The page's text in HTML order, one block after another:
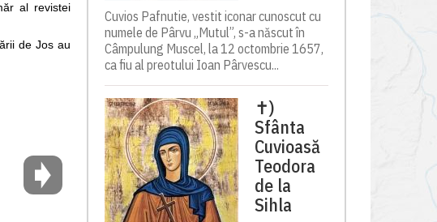
al revistei
de Jos au
Cuvios Pafnutie, vestit iconar cunoscut cu
numele de Pârvu „Mutul”, s-a născut în
Câmpulung Muscel, la 12 octombrie 1657,
ca fiu al preotului Ioan Pârvescu...
✝)
Sfânta
Cuvioasă
Teodora
de la
Sihla